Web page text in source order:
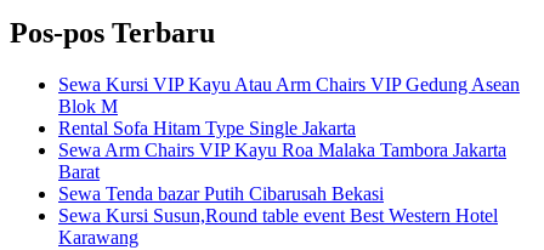
Pos-pos Terbaru
Sewa Kursi VIP Kayu Atau Arm Chairs VIP Gedung Asean
Blok M
Rental Sofa Hitam Type Single Jakarta
Sewa Arm Chairs VIP Kayu Roa Malaka Tambora Jakarta
Barat
Sewa Tenda bazar Putih Cibarusah Bekasi
Sewa Kursi Susun,Round table event Best Western Hotel
Karawang